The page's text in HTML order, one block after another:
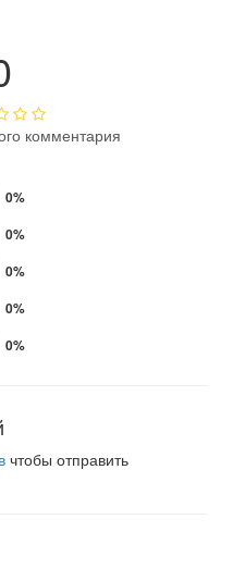
комментария
0%
0%
0%
0%
0%
чтобы отправить